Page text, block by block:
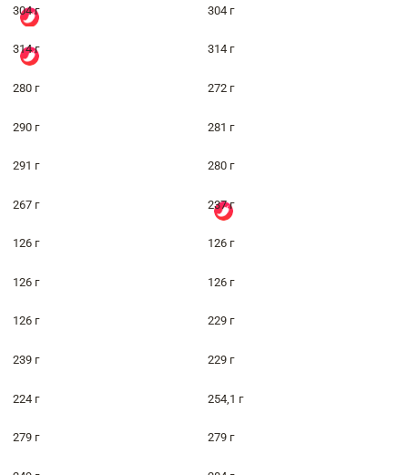
304 г 304 г
314 г 314 г
280 г 272 г
290 г 281 г
291 г 280 г
267 г 237 г
126 г 126 г
126 г 126 г
126 г 229 г
239 г 229 г
224 г 254,1 г
279 г 279 г